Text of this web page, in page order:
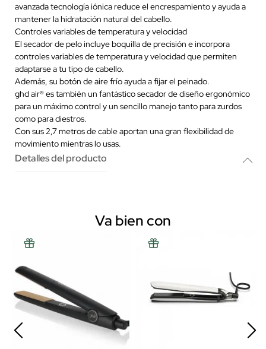
avanzada tecnología iónica reduce el encrespamiento y ayuda a
mantener la hidratación natural del cabello.
Controles variables de temperatura y velocidad
El secador de pelo incluye boquilla de precisión e incorpora
controles variables de temperatura y velocidad que permiten
adaptarse a tu tipo de cabello.
Además, su botón de aire frío ayuda a fijar el peinado.
ghd air® es también un fantástico secador de diseño ergonómico
para un máximo control y un sencillo manejo tanto para zurdos
como para diestros.
Con sus 2,7 metros de cable aportan una gran flexibilidad de
movimiento mientras lo usas.
Detalles del producto
Va bien con